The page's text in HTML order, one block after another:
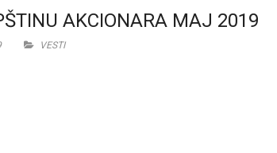
AKCIONARA MAJ 2019
VESTI